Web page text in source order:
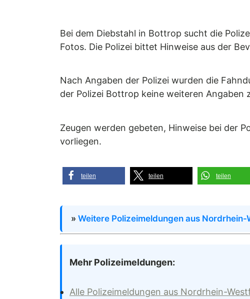
Bei dem Diebstahl in Bottrop sucht die
Fotos. Die Polizei bittet Hinweise aus der
Nach Angaben der Polizei wurden die
der Polizei Bottrop keine weiteren Angaben
Zeugen werden gebeten, Hinweise bei der
vorliegen.
teilen teilen teilen
» Weitere Polizeimeldungen aus Nordrhein-
Mehr Polizeimeldungen:
Alle Polizeimeldungen aus Nordrhein-